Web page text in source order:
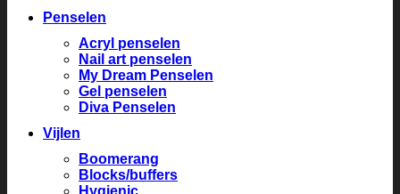
Penselen
Acryl penselen
Nail art penselen
My Dream Penselen
Gel penselen
Diva Penselen
Vijlen
Boomerang
Blocks/buffers
Hygienic